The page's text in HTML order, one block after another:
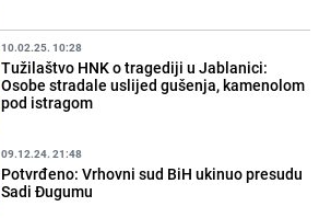
10.02.25. 10:28
Tužilaštvo HNK o tragediji u Jablanici:
Osobe stradale uslijed gušenja, kamenolom
pod istragom
09.12.24. 21:48
Potvrđeno: Vrhovni sud BiH ukinuo presudu
Sadi Đugumu